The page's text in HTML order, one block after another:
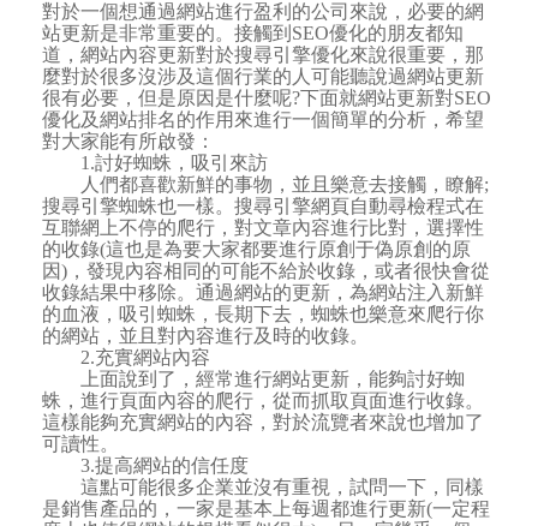
對於一個想通過網站進行盈利的公司來說，必要的網
站更新是非常重要的。接觸到SEO優化的朋友都知
道，網站內容更新對於搜尋引擎優化來說很重要，那
麼對於很多沒涉及這個行業的人可能聽說過網站更新
很有必要，但是原因是什麼呢?下面就網站更新對SEO
優化及網站排名的作用來進行一個簡單的分析，希望
對大家能有所啟發：
1.討好蜘蛛，吸引來訪
人們都喜歡新鮮的事物，並且樂意去接觸，瞭解;
搜尋引擎蜘蛛也一樣。搜尋引擎網頁自動尋檢程式在
互聯網上不停的爬行，對文章內容進行比對，選擇性
的收錄(這也是為要大家都要進行原創于偽原創的原
因)，發現內容相同的可能不給於收錄，或者很快會從
收錄結果中移除。通過網站的更新，為網站注入新鮮
的血液，吸引蜘蛛，長期下去，蜘蛛也樂意來爬行你
的網站，並且對內容進行及時的收錄。
2.充實網站內容
上面說到了，經常進行網站更新，能夠討好蜘
蛛，進行頁面內容的爬行，從而抓取頁面進行收錄。
這樣能夠充實網站的內容，對於流覽者來說也增加了
可讀性。
3.提高網站的信任度
這點可能很多企業並沒有重視，試問一下，同樣
是銷售產品的，一家是基本上每週都進行更新(一定程